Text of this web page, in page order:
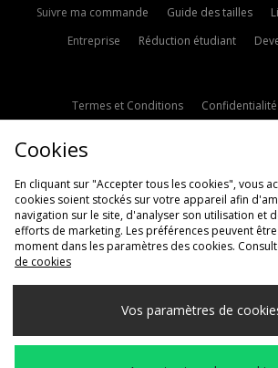
Suivre ma commande Guide des tailles
Entreprise
Réduction étudiant
Termes et Conditions Confidentialité
Politique d'avis en ligne
Livraison Vers
France
Nous acceptons les méthodes de
Cookies
En cliquant sur "Accepter tous les cookies", vous
cookies soient stockés sur votre appareil afin
navigation sur le site, d'analyser son utilisation et
efforts de marketing. Les préférences peuvent
moment dans les paramètres des cookies.
de cookies
Vos paramètres de